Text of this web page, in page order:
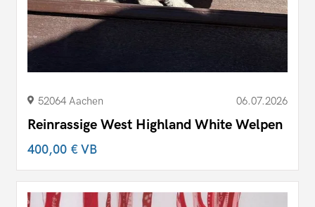
52064 Aachen 06.07.2026
Reinrassige West Highland White Welpen
400,00 €VB